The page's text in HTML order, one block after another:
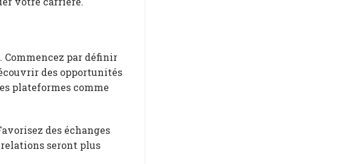
Commencez par définir
des opportunités
plateformes comme
des échanges
seront plus